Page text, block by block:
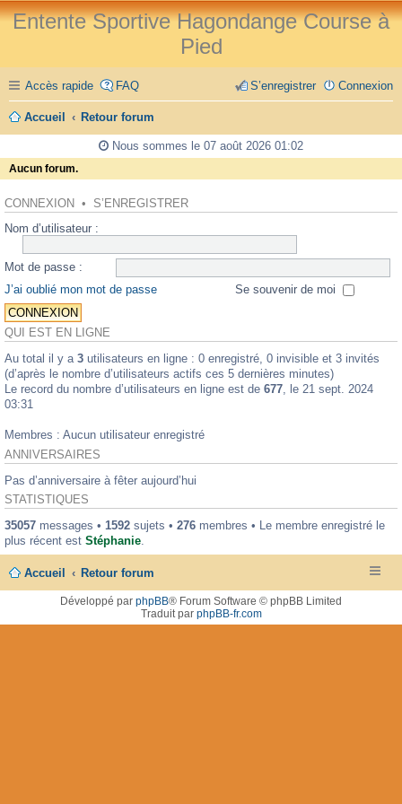
Entente Sportive Hagondange Course à
Pied
Accès rapide FAQ Connexion
S’enregistrer
Accueil Retour forum
Nous sommes le 07 août 2026 01:02
Aucun forum.
CONNEXION • S’ENREGISTRER
Nom d’utilisateur :
Mot de passe :
J’ai oublié mon mot de passe
Se souvenir de moi
QUI EST EN LIGNE
Au total il y a 3 utilisateurs en ligne : 0 enregistré, 0 invisible et 3 invités
(d’après le nombre d’utilisateurs actifs ces 5 dernières minutes)
Le record du nombre d’utilisateurs en ligne est de 677, le 21 sept. 2024
03:31
Membres : Aucun utilisateur enregistré
ANNIVERSAIRES
Pas d’anniversaire à fêter aujourd’hui
STATISTIQUES
35057 messages • 1592 sujets • 276 membres • Le membre enregistré le
plus récent est Stéphanie.
Accueil Retour forum
Développé par phpBB® Forum Software © phpBB Limited
Traduit par phpBB-fr.com